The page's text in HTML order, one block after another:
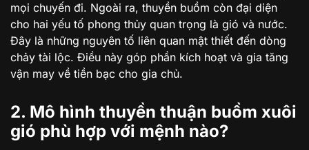
mọi chuyến đi. Ngoài ra, thuyền buồm còn đại diện
cho hai yếu tố phong thủy quan trọng là gió và nước.
Đây là những nguyên tố liên quan mật thiết đến dòng
chảy tài lộc. Điều này góp phần kích hoạt và gia tăng
vận may về tiền bạc cho gia chủ.
2. Mô hình thuyền thuận buồm xuôi
gió phù hợp với mệnh nào?